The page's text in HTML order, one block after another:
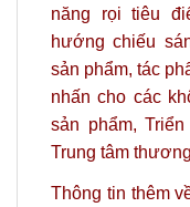
năng rọi tiêu
hướng chiếu
sản phẩm, tác
nhấn cho các
sản phẩm,
Trung tâm
Thông tin thêm